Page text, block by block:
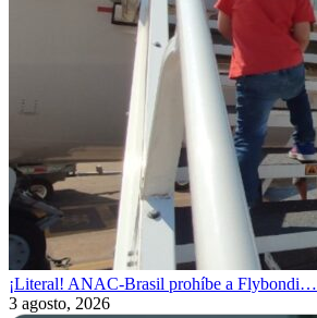
¡Literal! ANAC-Brasil prohíbe a Flybondi…
3 agosto, 2026